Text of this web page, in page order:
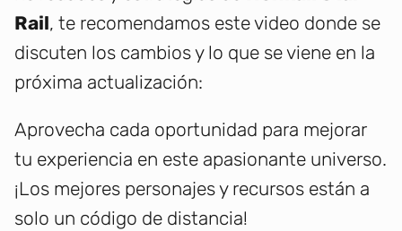
Rail, te recomendamos este video donde se
discuten los cambios y lo que se viene en la
próxima actualización:
Aprovecha cada oportunidad para mejorar
tu experiencia en este apasionante universo.
¡Los mejores personajes y recursos están a
solo un código de distancia!